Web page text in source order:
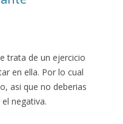
trata de un ejercicio
en ella. Por lo cual
asi que no deberias
negativa.